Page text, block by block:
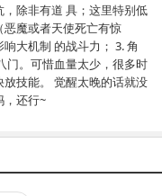
，除非有道 具；这里特别低
魔或者天使死亡有惊
机制 的战斗力； 3. 角
门。可惜血量太少，很多时
技能。 觉醒太晚的话就没
，还行~